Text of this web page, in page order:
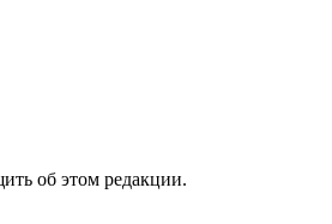
об этом редакции.